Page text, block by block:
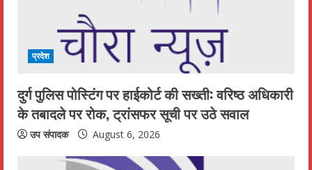
प्रदेश
दुर्ग पुलिस पोस्टिंग पर हाईकोर्ट की सख्ती: वरिष्ठ अधिकारी
के तबादले पर रोक, ट्रांसफर सूची पर उठे सवाल
उप संपादक August 6, 2026